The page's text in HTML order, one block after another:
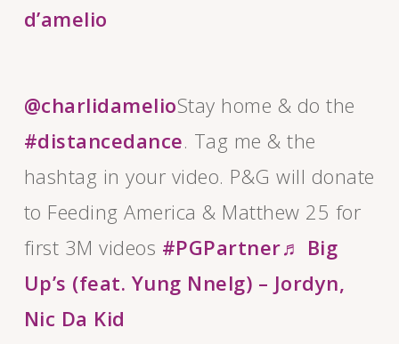
d’amelio
@charlidamelioStay home & do the
#distancedance. Tag me & the
hashtag in your video. P&G will donate
to Feeding America & Matthew 25 for
first 3M videos #PGPartner♬ Big
Up’s (feat. Yung Nnelg) – Jordyn,
Nic Da Kid